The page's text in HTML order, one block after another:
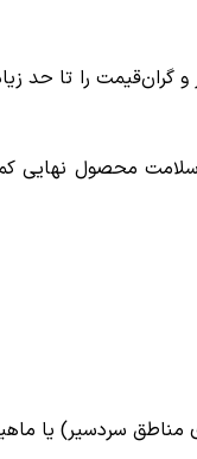
گران‌قیمت را تا حد
سلامت محصول نهایی
مناطق سردسیر) یا